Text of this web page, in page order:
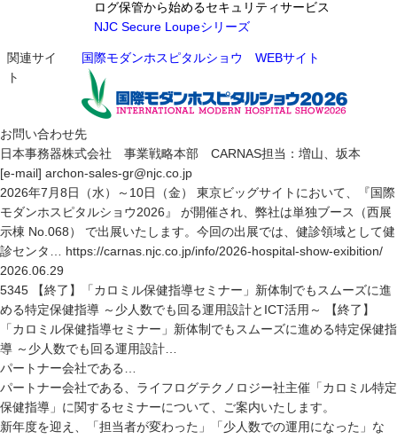
ログ保管から始めるセキュリティサービス
NJC Secure Loupeシリーズ
関連サイ
ト
国際モダンホスピタルショウ WEBサイト
お問い合わせ先
日本事務器株式会社 事業戦略本部 CARNAS担当：増山、坂本
[e-mail] archon-sales-gr@njc.co.jp
2026年7月8日（水）～10日（金） 東京ビッグサイトにおいて、『国際
モダンホスピタルショウ2026』 が開催され、弊社は単独ブース（西展
示棟 No.068） で出展いたします。今回の出展では、健診領域として健
診センタ… https://carnas.njc.co.jp/info/2026-hospital-show-exibition/
2026.06.29
5345 【終了】「カロミル保健指導セミナー」新体制でもスムーズに進
める特定保健指導 ～少人数でも回る運用設計とICT活用～ 【終了】
「カロミル保健指導セミナー」新体制でもスムーズに進める特定保健指
導 ～少人数でも回る運用設計…
パートナー会社である…
パートナー会社である、ライフログテクノロジー社主催「カロミル特定
保健指導」に関するセミナーについて、ご案内いたします。
新年度を迎え、「担当者が変わった」「少人数での運用になった」な